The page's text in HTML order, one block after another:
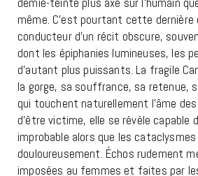
même. C’est pourtant cette dernière
conducteur d’un récit obscure,
dont les épiphanies lumineuses, les
d’autant plus puissants. La fragile
la gorge, sa souffrance, sa retenue,
qui touchent naturellement l’âme
d’être victime, elle se révèle capable
improbable alors que les
douloureusement. Échos rudement
imposées au femmes et faites par